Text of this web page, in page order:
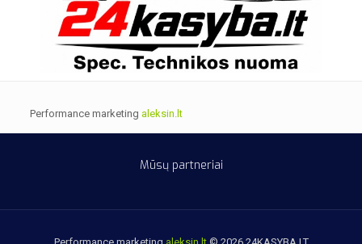
Performance marketingaleksin.lt
Mūsų partneriai